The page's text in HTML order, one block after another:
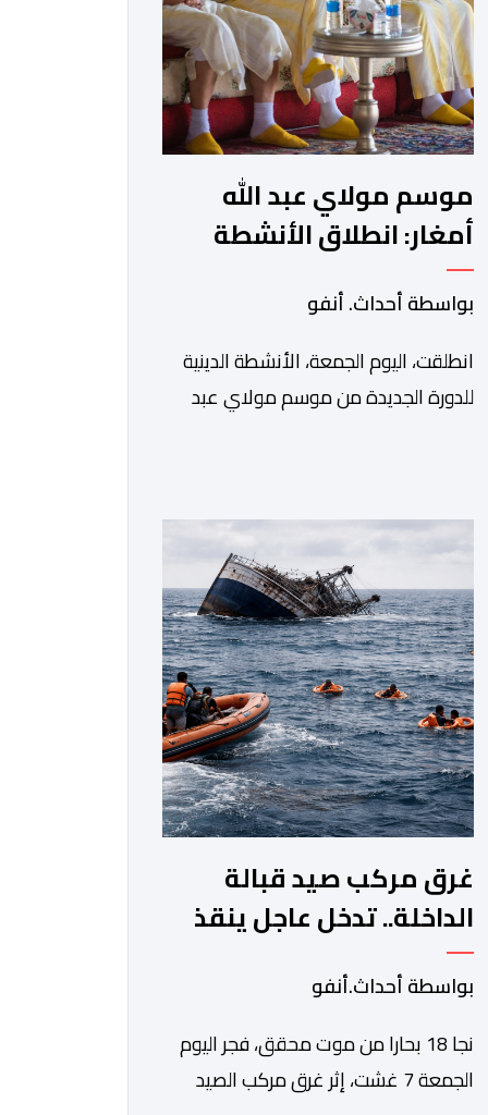
موسم مولاي عبد الله
أمغار: انطلاق الأنشطة
الدينية في أجواء من
الخشوع الروحي
بواسطة أحداث. أنفو
انطلقت، اليوم الجمعة، الأنشطة الدينية
للدورة الجديدة من موسم مولاي عبد
الإقليمي للجديدة، ورئيس المجلس
العلمي المحلي للجديدة، وذلك بحضور
شخصيات مدنية وعسكرية ودينية. وجرت
مراسيم افتتاح فعاليات الموسم بالخيمة
الرسمية، حيث أُلقيت كلمات كل من رئيس
المجلس […]
غرق مركب صيد قبالة
الداخلة.. تدخل عاجل ينقذ
18 بحارا من الموت
بواسطة أحداث.أنفو
نجا 18 بحارا من موت محقق، فجر اليوم
الجمعة 7 غشت، إثر غرق مركب الصيد